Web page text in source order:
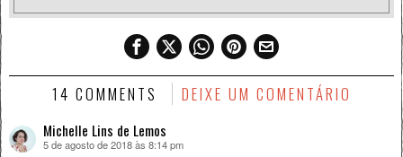
14 COMMENTS DEIXE UM COMENTÁRIO
Michelle Lins de Lemos
disse:
5 de agosto de 2018 às 8:14 pm